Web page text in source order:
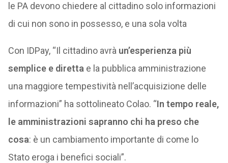
le PA devono chiedere al cittadino solo informazioni
di cui non sono in possesso, e una sola volta
Con IDPay, “Il cittadino avrà un’esperienza più
semplice e diretta e la pubblica amministrazione
una maggiore tempestività nell’acquisizione delle
informazioni” ha sottolineato Colao. “In tempo reale,
le amministrazioni sapranno chi ha preso che
cosa: è un cambiamento importante di come lo
Stato eroga i benefici sociali”.